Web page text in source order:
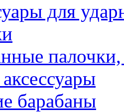
для
палочки,
барабаны